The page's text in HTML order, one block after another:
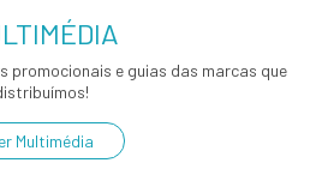
promocionais e guias das marcas que
Multimédia